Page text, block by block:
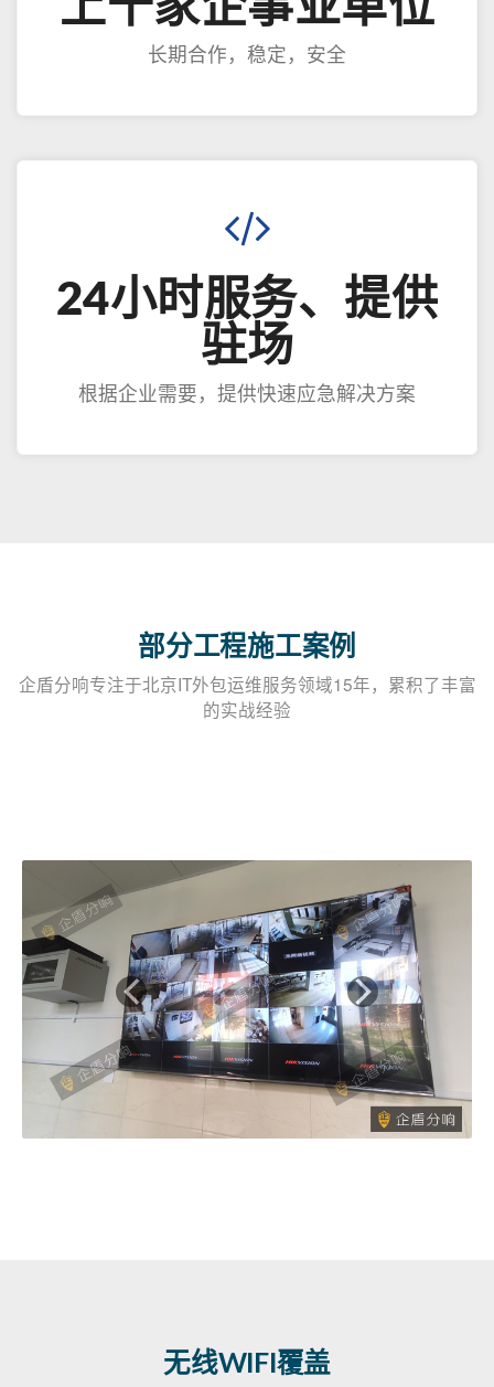
长期合作，稳定，安全
24小时服务、提供
驻场
根据企业需要，提供快速应急解决方案
部分工程施工案例
企盾分响专注于北京IT外包运维服务领域15年，累积了丰富
的实战经验
无线WIFI覆盖